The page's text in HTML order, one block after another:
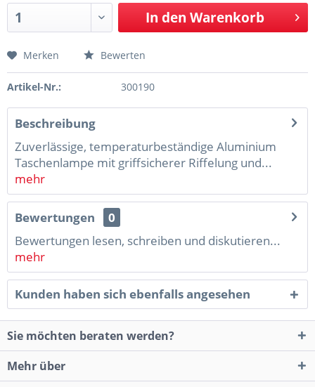
In den Warenkorb
Merken Bewerten
Artikel-Nr.: 300190
Beschreibung
Zuverlässige, temperaturbeständige Aluminium
Taschenlampe mit griffsicherer Riffelung und...
mehr
Bewertungen
0
Bewertungen lesen, schreiben und diskutieren...
mehr
Kunden haben sich ebenfalls angesehen
Sie möchten beraten werden?
Mehr über